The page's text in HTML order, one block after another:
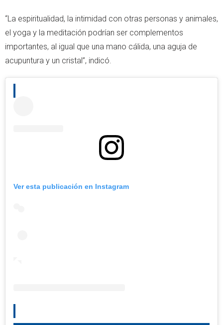
“La espiritualidad, la intimidad con otras personas y animales,
el yoga y la meditación podrían ser complementos
importantes, al igual que una mano cálida, una aguja de
acupuntura y un cristal”, indicó.
Ver esta publicación en Instagram